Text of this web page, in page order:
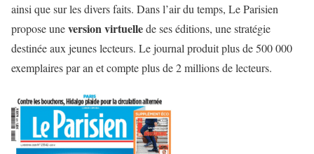
ainsi que sur les divers faits. Dans l’air du temps, Le Parisien
propose uneversion virtuellede ses éditions, une stratégie
destinée aux jeunes lecteurs. Le journal produit plus de 500 000
exemplaires par an et compte plus de 2 millions de lecteurs.